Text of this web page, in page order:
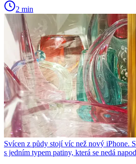
2 min
Svícen z půdy stojí víc než nový iPhone.
s jedním typem patiny, která se nedá